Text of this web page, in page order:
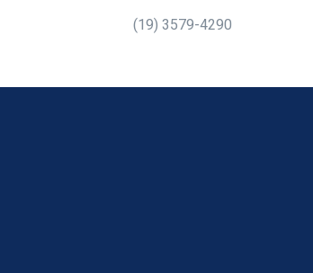
(19) 3579-4290